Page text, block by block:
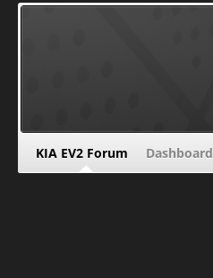
KIA EV2 Forum Dashboard